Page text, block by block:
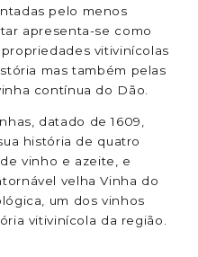
pelo menos
apresenta-se como
vitivinícolas
mas também pelas
contínua do Dão.
datado de 1609,
história de quatro
vinho e azeite, e
velha Vinha do
um dos vinhos
vitivinícola da região.